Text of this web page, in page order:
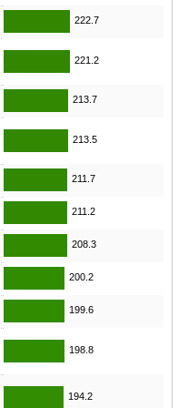
222.7
221.2
213.7
213.5
211.7
211.2
208.3
200.2
199.6
198.8
194.2